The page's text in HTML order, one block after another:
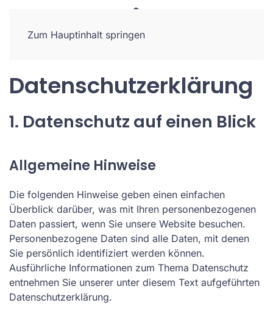
Zum Hauptinhalt springen
Datenschutzerklärung
1. Datenschutz auf einen Blick
Allgemeine Hinweise
Die folgenden Hinweise geben einen einfachen
Überblick darüber, was mit Ihren personenbezogenen
Daten passiert, wenn Sie unsere Website besuchen.
Personenbezogene Daten sind alle Daten, mit denen
Sie persönlich identifiziert werden können.
Ausführliche Informationen zum Thema Datenschutz
entnehmen Sie unserer unter diesem Text aufgeführten
Datenschutzerklärung.